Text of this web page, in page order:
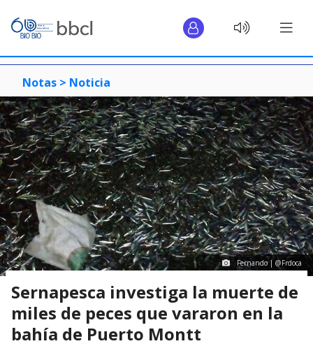
Notas > Noticia
Fernando | @Frdoca
Sernapesca investiga la muerte de
miles de peces que vararon en la
bahía de Puerto Montt